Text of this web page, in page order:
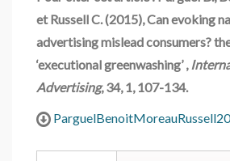
et Russell C. (2015), Can evoking
advertising mislead consumers?
‘executional greenwashing’ ,
Advertising, 34, 1, 107-134.